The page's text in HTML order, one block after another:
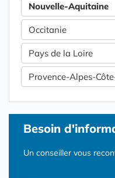
Nouvelle-Aquitaine
Occitanie
Pays de la Loire
Provence-Alpes-
Besoin
Un conseiller vous